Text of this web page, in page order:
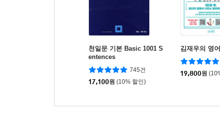
천일문 기본 Basic 1001 S
entences
745건
17,100원 (10% 할인)
김재우의 영
19,800원